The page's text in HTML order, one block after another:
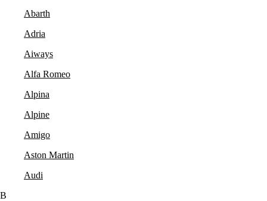
Abarth
Adria
Aiways
Alfa Romeo
Alpina
Alpine
Amigo
Aston Martin
Audi
B